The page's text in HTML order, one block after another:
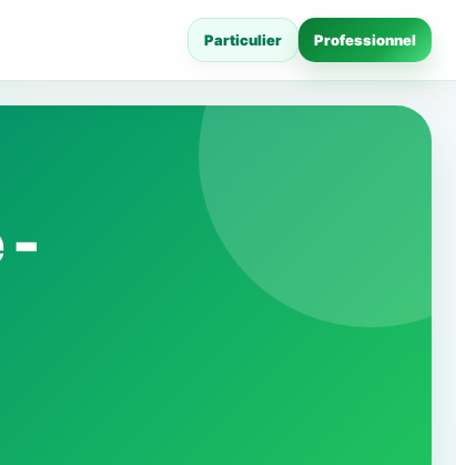
Particulier Professionnel
-